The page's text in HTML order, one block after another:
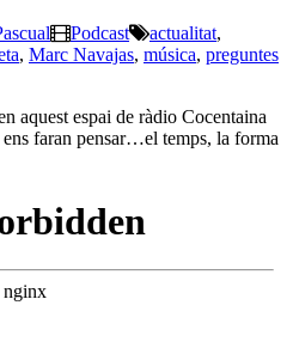
Podcast actualitat,
, Marc Navajas, música, preguntes
aquest espai de ràdio Cocentaina
faran pensar…el temps, la forma